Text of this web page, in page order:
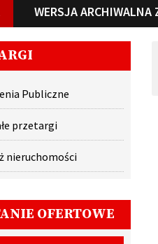
WERSJA ARCHIWALNA
Publiczne
przetargi
nieruchomości
OFERTOWE